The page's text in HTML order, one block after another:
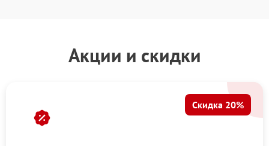
Акции и скидки
Скидка 20%